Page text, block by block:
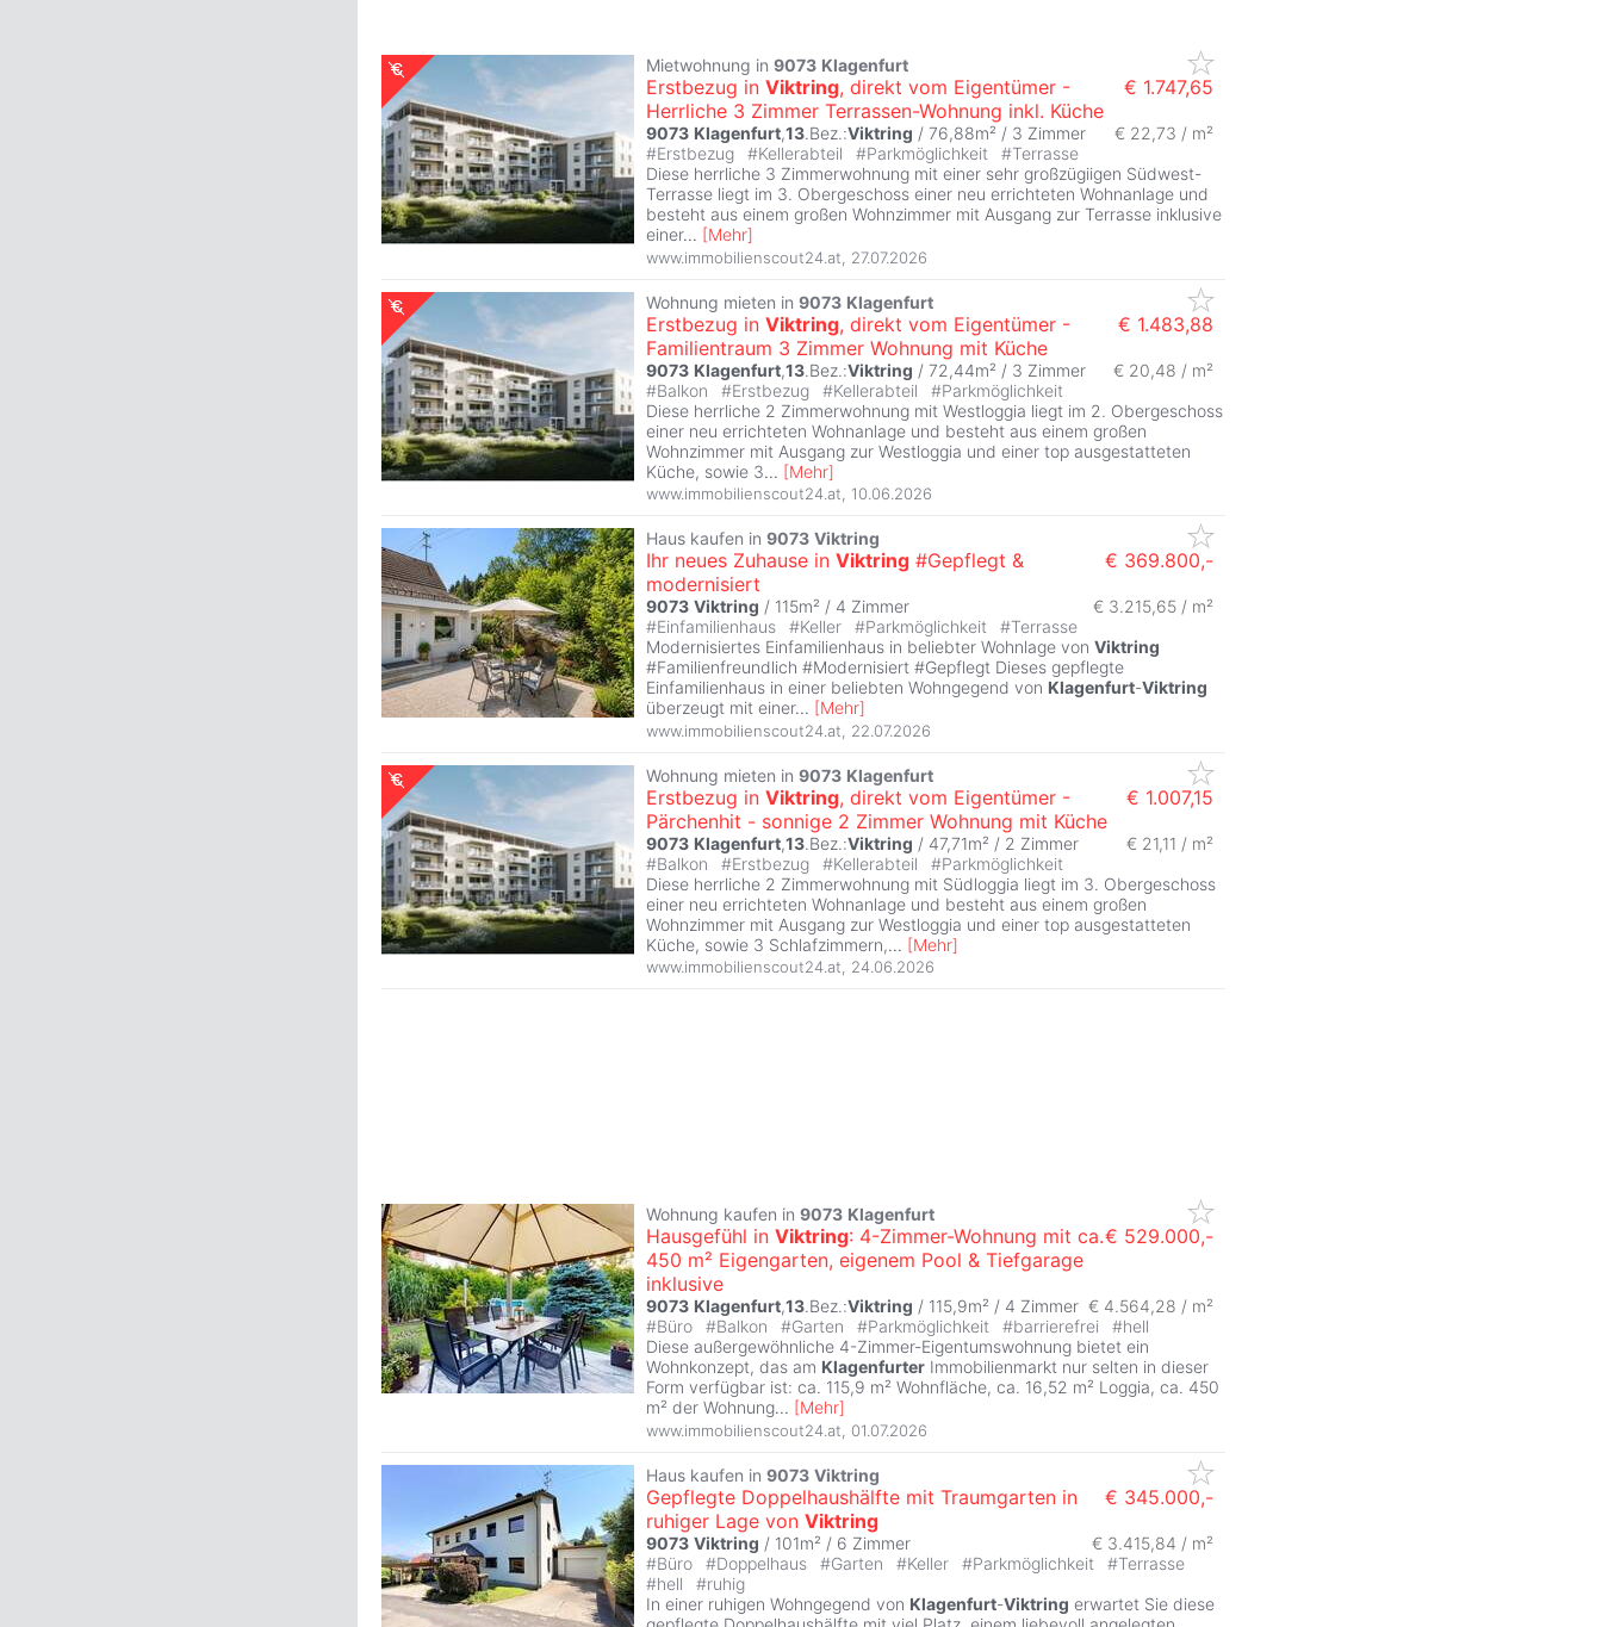
Mietwohnung in 9073 Klagenfurt
Erstbezug in Viktring, direkt vom Eigentümer -
Herrliche 3 Zimmer Terrassen-Wohnung inkl. Küche
€ 1.747,65
9073 Klagenfurt,13.Bez.:Viktring / 76,88m² / 3 Zimmer
€ 22,73 / m²
#Erstbezug #Kellerabteil #Parkmöglichkeit #Terrasse
Diese herrliche 3 Zimmerwohnung mit einer sehr großzügiigen Südwest-
Terrasse liegt im 3. Obergeschoss einer neu errichteten Wohnanlage und
besteht aus einem großen Wohnzimmer mit Ausgang zur Terrasse inklusive
einer... [Mehr]
www.immobilienscout24.at 27.07.2026
Wohnung mieten in 9073 Klagenfurt
Erstbezug in Viktring, direkt vom Eigentümer -
Familientraum 3 Zimmer Wohnung mit Küche
€ 1.483,88
9073 Klagenfurt,13.Bez.:Viktring / 72,44m² / 3 Zimmer
€ 20,48 / m²
#Balkon #Erstbezug #Kellerabteil #Parkmöglichkeit
Diese herrliche 2 Zimmerwohnung mit Westloggia liegt im 2. Obergeschoss
einer neu errichteten Wohnanlage und besteht aus einem großen
Wohnzimmer mit Ausgang zur Westloggia und einer top ausgestatteten
Küche, sowie 3... [Mehr]
www.immobilienscout24.at 10.06.2026
Haus kaufen in 9073 Viktring
Ihr neues Zuhause in Viktring #Gepflegt &
modernisiert
€ 369.800,-
9073 Viktring / 115m² / 4 Zimmer
€ 3.215,65 / m²
#Einfamilienhaus #Keller #Parkmöglichkeit #Terrasse
Modernisiertes Einfamilienhaus in beliebter Wohnlage von Viktring
#Familienfreundlich #Modernisiert #Gepflegt Dieses gepflegte
Einfamilienhaus in einer beliebten Wohngegend von Klagenfurt-Viktring
überzeugt mit einer... [Mehr]
www.immobilienscout24.at 22.07.2026
Wohnung mieten in 9073 Klagenfurt
Erstbezug in Viktring, direkt vom Eigentümer -
Pärchenhit - sonnige 2 Zimmer Wohnung mit Küche
€ 1.007,15
9073 Klagenfurt,13.Bez.:Viktring / 47,71m² / 2 Zimmer
€ 21,11 / m²
#Balkon #Erstbezug #Kellerabteil #Parkmöglichkeit
Diese herrliche 2 Zimmerwohnung mit Südloggia liegt im 3. Obergeschoss
einer neu errichteten Wohnanlage und besteht aus einem großen
Wohnzimmer mit Ausgang zur Westloggia und einer top ausgestatteten
Küche, sowie 3 Schlafzimmern,... [Mehr]
www.immobilienscout24.at, 24.06.2026
Wohnung kaufen in 9073 Klagenfurt
Hausgefühl in Viktring: 4-Zimmer-Wohnung mit ca.
450 m² Eigengarten, eigenem Pool & Tiefgarage
inklusive
€ 529.000,-
9073 Klagenfurt,13.Bez.:Viktring / 115,9m² / 4 Zimmer € 4.564,28 / m²
#Büro #Balkon #Garten #Parkmöglichkeit #barrierefrei #hell
Diese außergewöhnliche 4-Zimmer-Eigentumswohnung bietet ein
Wohnkonzept, das am Klagenfurter Immobilienmarkt nur selten in dieser
Form verfügbar ist: ca. 115,9 m² Wohnfläche, ca. 16,52 m² Loggia, ca. 450
m² der Wohnung... [Mehr]
www.immobilienscout24.at 01.07.2026
Haus kaufen in 9073 Viktring
Gepflegte Doppelhaushälfte mit Traumgarten in
ruhiger Lage von Viktring
€ 345.000,-
9073 Viktring / 101m² / 6 Zimmer
€ 3.415,84 / m²
#Büro #Doppelhaus #Garten #Keller #Parkmöglichkeit #Terrasse
#hell #ruhig
In einer ruhigen Wohngegend von Klagenfurt-Viktring erwartet Sie diese